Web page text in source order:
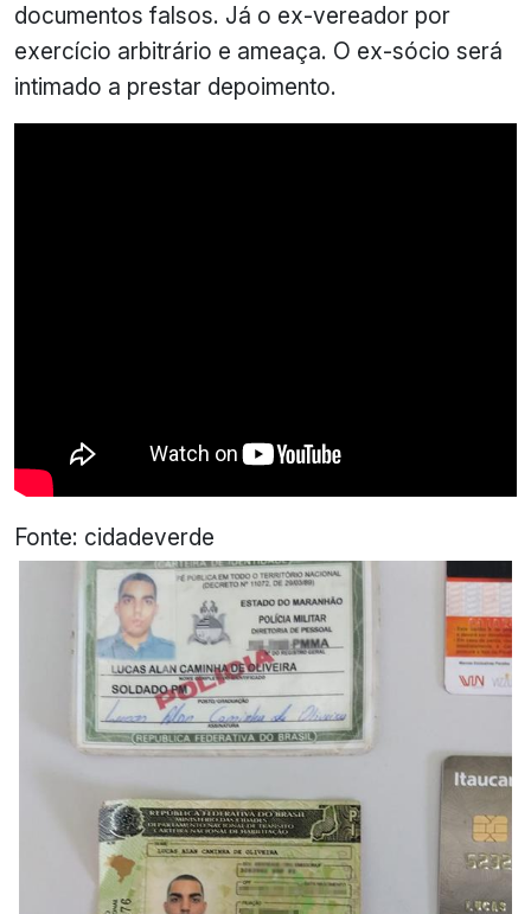
documentos falsos. Já o ex-vereador por
exercício arbitrário e ameaça. O ex-sócio será
intimado a prestar depoimento.
Fonte: cidadeverde